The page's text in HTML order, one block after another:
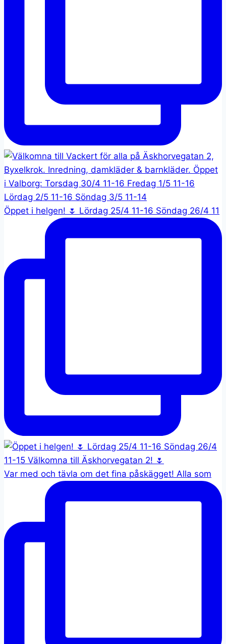
Öppet i helgen! 🌷 Lördag 25/4 11-16 Söndag 26/4 11
Var med och tävla om det fina påskägget! Alla som